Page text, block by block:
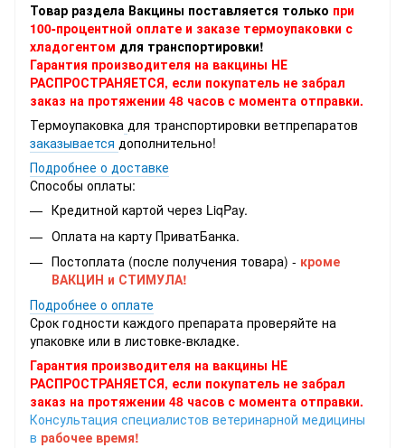
Товар раздела Вакцины поставляется только при
100-процентной оплате и заказе термоупаковки с
хладогентом для транспортировки!
Гарантия производителя на вакцины НЕ
РАСПРОСТРАНЯЕТСЯ, если покупатель не забрал
заказ на протяжении 48 часов с момента отправки.
Термоупаковка для транспортировки ветпрепаратов
заказывается дополнительно!
Подробнее о доставке
Способы оплаты:
Кредитной картой через LiqPay.
Оплата на карту ПриватБанка.
Постоплата (после получения товара) - кроме
ВАКЦИН и СТИМУЛА!
Подробнее о оплате
Срок годности каждого препарата проверяйте на
упаковке или в листовке-вкладке.
Гарантия производителя на вакцины НЕ
РАСПРОСТРАНЯЕТСЯ, если покупатель не забрал
заказ на протяжении 48 часов с момента отправки.
Консультация специалистов ветеринарной медицины
в рабочее время!